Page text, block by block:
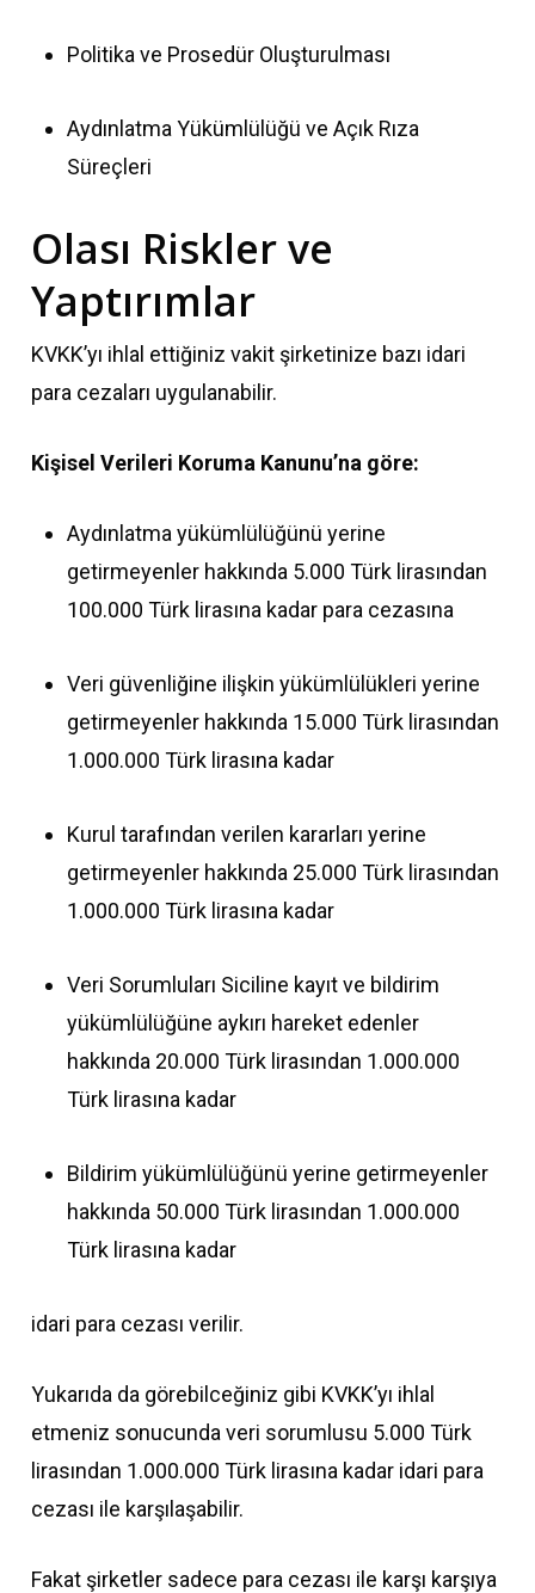
Politika ve Prosedür Oluşturulması
Aydınlatma Yükümlülüğü ve Açık Rıza
Süreçleri
Olası Riskler ve
Yaptırımlar
KVKK’yı ihlal ettiğiniz vakit şirketinize bazı idari
para cezaları uygulanabilir.
Kişisel Verileri Koruma Kanunu’na göre:
Aydınlatma yükümlülüğünü yerine
getirmeyenler hakkında 5.000 Türk lirasından
100.000 Türk lirasına kadar para cezasına
Veri güvenliğine ilişkin yükümlülükleri yerine
getirmeyenler hakkında 15.000 Türk lirasından
1.000.000 Türk lirasına kadar
Kurul tarafından verilen kararları yerine
getirmeyenler hakkında 25.000 Türk lirasından
1.000.000 Türk lirasına kadar
Veri Sorumluları Siciline kayıt ve bildirim
yükümlülüğüne aykırı hareket edenler
hakkında 20.000 Türk lirasından 1.000.000
Türk lirasına kadar
Bildirim yükümlülüğünü yerine getirmeyenler
hakkında 50.000 Türk lirasından 1.000.000
Türk lirasına kadar
idari para cezası verilir.
Yukarıda da görebilceğiniz gibi KVKK’yı ihlal
etmeniz sonucunda veri sorumlusu 5.000 Türk
lirasından 1.000.000 Türk lirasına kadar idari para
cezası ile karşılaşabilir.
Fakat şirketler sadece para cezası ile karşı karşıya